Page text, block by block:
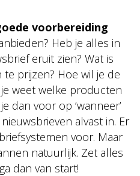
voorbereiding
Heb je alles in
eruit zien? Wat is
prijzen? Hoe wil je de
weet welke producten
dan voor op ‘wanneer’
alvast in. Er
voor. Maar
natuurlijk. Zet alles
dan van start!